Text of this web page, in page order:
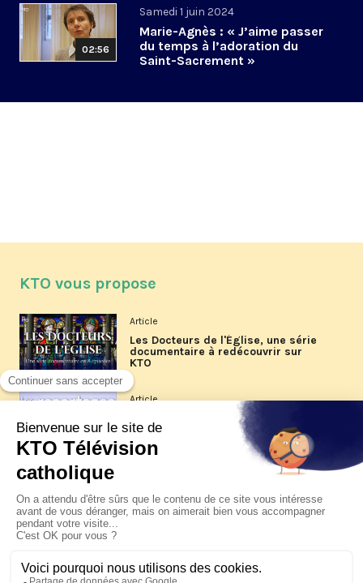
02:56
Samedi 1 juin 2024
Marie-Agnès : « J’aime passer
du temps à l’adoration du
Saint-Sacrement »
KTO vous propose
Article
Les Docteurs de l'Église, une série
documentaire à redécouvrir sur
KTO
Article
Les reportages d'été 2026 de KTO
La visite pastorale du pape Léon
XIV à Assise à suivre sur KTO le
jeudi 6 août
Le pape en Uruguay, Argentine et